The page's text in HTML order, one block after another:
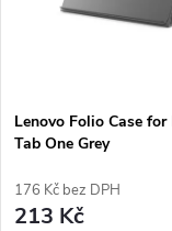
p
r
s
p
Lenovo Folio Case for
Tab One Grey
176 Kč bez DPH
213 Kč